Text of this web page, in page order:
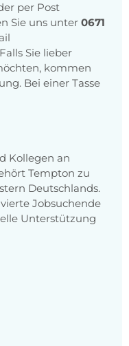
per Post
Sie uns unter 0671
Falls Sie lieber
kommen
Bei einer Tasse
Kollegen an
Tempton zu
Deutschlands.
Jobsuchende
Unterstützung